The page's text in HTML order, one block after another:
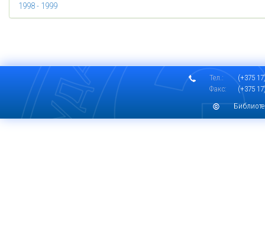
1998 - 1999
Тел.:
(+375
Факс:
(+375